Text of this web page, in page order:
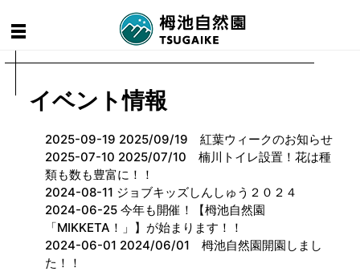
イベント情報
2025-09-19 2025/09/19 紅葉ウィークのお知らせ
2025-07-10 2025/07/10 楠川トイレ設置！花は種
類も数も豊富に！！
2024-08-11 ジョブキッズしんしゅう２０２４
2024-06-25 今年も開催！【栂池自然園
「MIKKETA！」】が始まります！！
2024-06-01 2024/06/01 栂池自然園開園しまし
た！！